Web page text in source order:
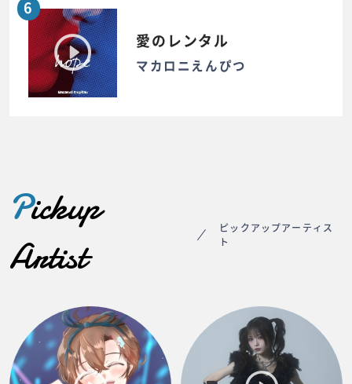
6
愛のレンタル
マカロニえんぴつ
Pickup
Artist
ピックアップアーティス
ト